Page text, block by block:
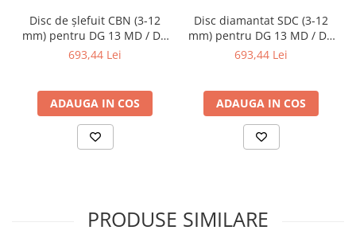
Disc de șlefuit CBN (3-12
mm) pentru DG 13 MD / DG
32 Pro
693,44 Lei
ADAUGA IN COS
Disc diamantat SDC (3-12
mm) pentru DG 13 MD / DG
32 Pro
693,44 Lei
ADAUGA IN COS
PRODUSE SIMILARE